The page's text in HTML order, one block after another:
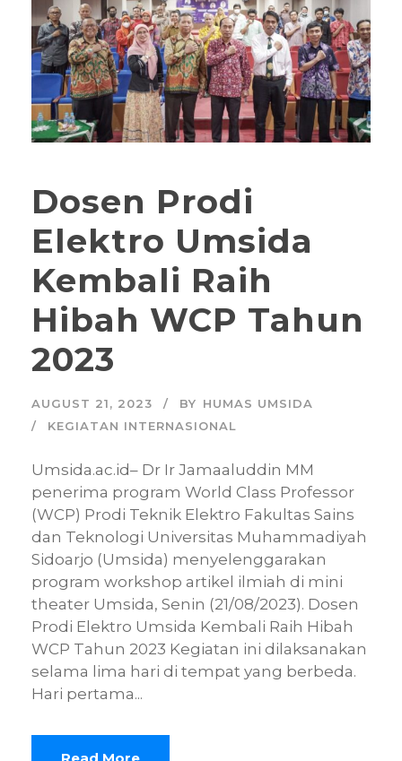
Dosen Prodi
Elektro Umsida
Kembali Raih
Hibah WCP Tahun
2023
AUGUST 21, 2023 BY HUMAS UMSIDA
KEGIATAN INTERNASIONAL
Umsida.ac.id– Dr Ir Jamaaluddin MM
penerima program World Class Professor
(WCP) Prodi Teknik Elektro Fakultas Sains
dan Teknologi Universitas Muhammadiyah
Sidoarjo (Umsida) menyelenggarakan
program workshop artikel ilmiah di mini
theater Umsida, Senin (21/08/2023). Dosen
Prodi Elektro Umsida Kembali Raih Hibah
WCP Tahun 2023 Kegiatan ini dilaksanakan
selama lima hari di tempat yang berbeda.
Hari pertama...